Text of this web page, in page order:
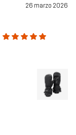
26 marzo 2026